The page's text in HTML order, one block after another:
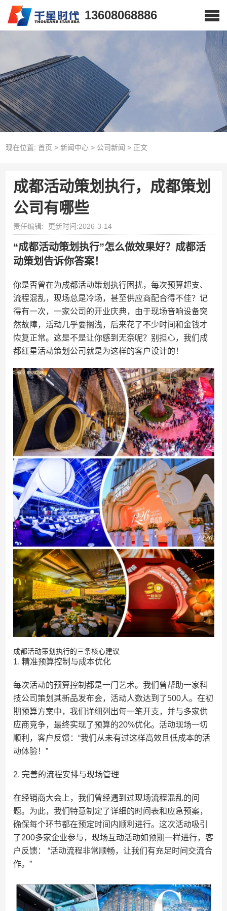
13608068886
现在位置: 首页 > 新闻中心> 公司新闻 > 正文
成都活动策划执行，成都策划
公司有哪些
责任编辑: 更新时间:2026-3-14
“成都活动策划执行”怎么做效果好？成都活
动策划告诉你答案！
你是否曾在为成都活动策划执行困扰，每次预算超支、
流程混乱，现场总是冷场，甚至供应商配合得不佳？记
得有一次，一家公司的开业庆典，由于现场音响设备突
然故障，活动几乎要搁浅，后来花了不少时间和金钱才
恢复正常。这是不是让你感到无奈呢？别担心，我们成
都红星活动策划公司就是为这样的客户设计的！
成都活动策划执行的三条核心建议
1. 精准预算控制与成本优化
每次活动的预算控制都是一门艺术。我们曾帮助一家科
技公司策划其新品发布会，活动人数达到了500人。在初
期预算方案中，我们详细列出每一笔开支，并与多家供
应商竞争，最终实现了预算的20%优化。活动现场一切
顺利，客户反馈：“我们从未有过这样高效且低成本的活
动体验！”
2. 完善的流程安排与现场管理
在经销商大会上，我们曾经遇到过现场流程混乱的问
题。为此，我们特意制定了详细的时间表和应急预案，
确保每个环节都在预定时间内顺利进行。这次活动吸引
了200多家企业参与，现场互动活动如预期一样进行，客
户反馈： “活动流程非常顺畅，让我们有充足时间交流合
作。”